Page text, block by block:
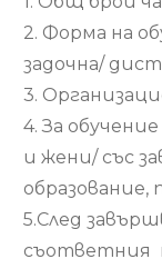
2. Форма на
задочна/
3.
4. За
и жени/ със
образование,
5.След
съответния